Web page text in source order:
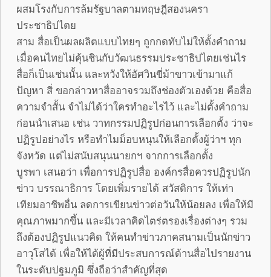
ผสมโรงกับการล้มรัฐบาลตามทฤษฎีสองนครา
ประชาธิปไตย
สาม สื่อเป็นผลผลิตแบบไทยๆ ถูกกดทับไม่ให้ตั้งคำถาม
เมื่อคนไทยไม่คุ้นชินกับวัฒนธรรมประชาธิปไตยเช่นไร
สื่อก็เป็นเช่นนั้น และหวังให้อัศวินขี่ม้าขาวเข้ามาแก้
ปัญหา สี่ ขอกล่าวหาสื่ออาจรวมถึงช่องตัวเองด้วย คือสื่อ
ความจำสั้น จำไม่ได้ว่าใครทำอะไรไว้ และไม่ตั้งคำถาม
ก่อนนำเสนอ เช่น วาทกรรมปฏิรูปก่อนการเลือกตั้ง ว่าจะ
ปฏิรูปอย่างไร หรือทำไมม็อบหนุนให้เลือกตั้งผู้ว่าฯ ทุก
จังหวัด แต่ไม่สนับสนุนนายกฯ จากการเลือกตั้ง
บูรพา เสนอว่า เพื่อการปฏิรูปสื่อ องค์กรสื่อควรปฏิรูปนัก
ข่าว บรรณาธิการ โดยเพิ่มรายได้ สวัสดิการ ให้เท่า
เทียมอาชีพอื่น ลดการเขียนข่าวต่อวันให้น้อยลง เพื่อให้มี
คุณภาพมากขึ้น และมีเวลาคิดไตร่ตรองเรื่องต่างๆ รวม
ถึงต้องปฏิรูปแนวคิด ให้คนทำข่าวภาคสนามเป็นนักข่าว
อาวุโสได้ เพื่อให้ได้ผู้ที่มีประสบการณ์ด้านสื่อไปรายงาน
ในระดับปฐมภูมิ ซึ่งถือว่าสำคัญที่สุด